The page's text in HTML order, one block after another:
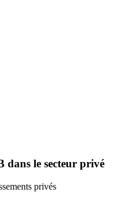
dans le secteur privé
privés